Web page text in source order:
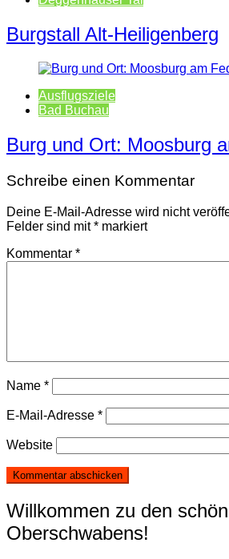
Burgstall Alt-Heiligenberg
Ausflugsziele
Bad Buchau
Burg und Ort: Moosburg
Schreibe einen Kommentar
Deine E-Mail-Adresse wird nicht
Felder sind mit* markiert
Kommentar *
Name *
E-Mail-Adresse *
Website
Willkommen zu den
Oberschwabens!